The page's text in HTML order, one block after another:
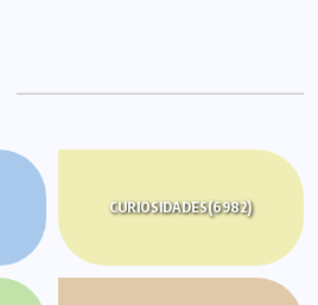
CURIOSIDADES(6982)